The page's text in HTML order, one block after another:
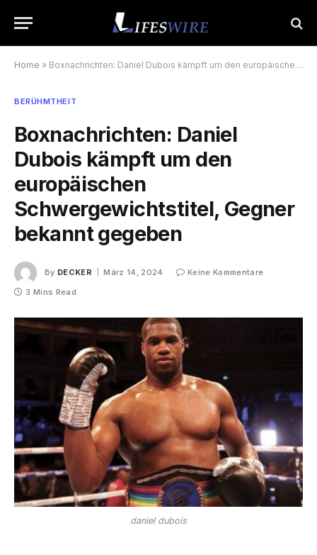
Home » Boxnachrichten: Daniel Dubois kämpft um den europäischen Schwergewichtstitel, Gegner bekannt gegeben
BERÜHMTHEIT
Boxnachrichten: Daniel
Dubois kämpft um den
europäischen
Schwergewichtstitel, Gegner
bekannt gegeben
By DECKER März 14, 2024
Keine Kommentare
3 Mins Read
daniel dubois